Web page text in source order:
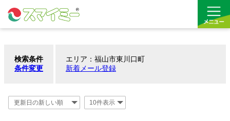
借りる
お気に入り
検索条件
条件変更
エリア：福山市東川口町
新着メール登録